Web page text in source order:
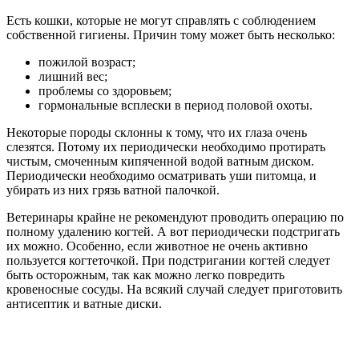
Есть кошки, которые не могут справлять с соблюдением
собственной гигиены. Причин тому может быть несколько:
пожилой возраст;
лишний вес;
проблемы со здоровьем;
гормональные всплески в период половой охоты.
Некоторые породы склонны к тому, что их глаза очень
слезятся. Потому их периодически необходимо протирать
чистым, смоченным кипяченной водой ватным диском.
Периодически необходимо осматривать уши питомца, и
убирать из них грязь ватной палочкой.
Ветеринары крайне не рекомендуют проводить операцию по
полному удалению когтей. А вот периодически подстригать
их можно. Особенно, если животное не очень активно
пользуется когтеточкой. При подстригании когтей следует
быть осторожным, так как можно легко повредить
кровеносные сосуды. На всякий случай следует приготовить
антисептик и ватные диски.